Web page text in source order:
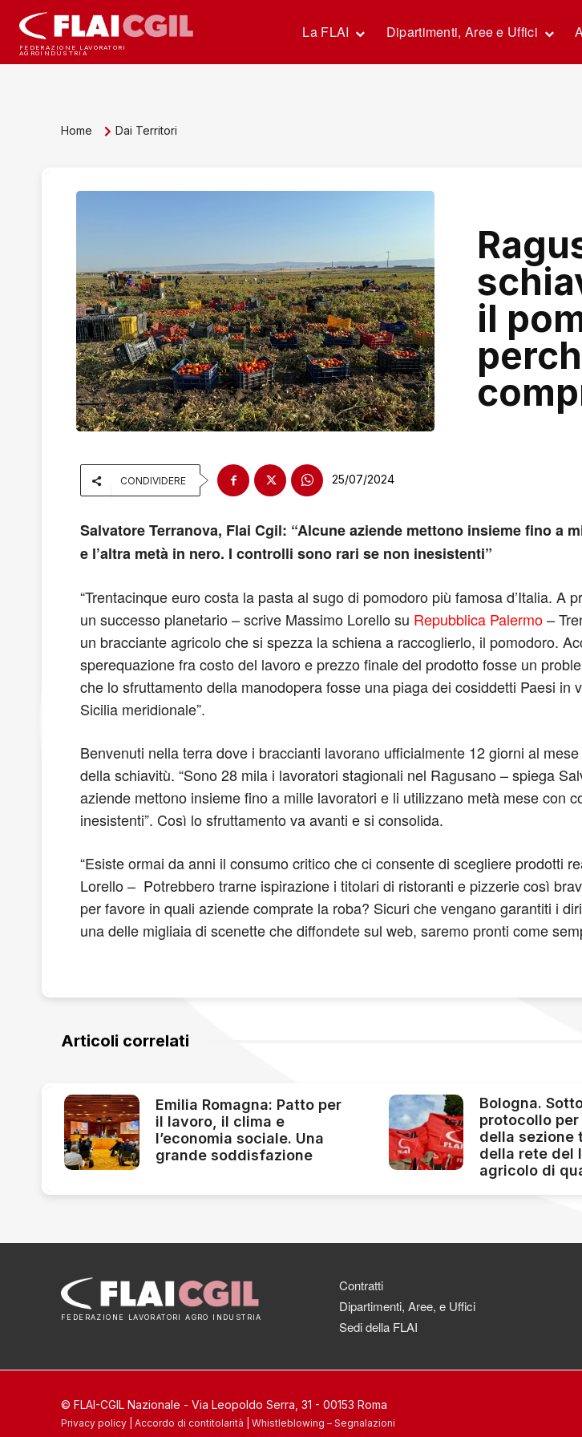
FEDERAZIONE LAVORATORI
AGROINDUSTRIA
La FLAI Dipartimenti, Aree e Uffici
Home Dai Territori
il
CONDIVIDERE 25/07/2024
Salvatore Terranova, Flai Cgil: “Alcune aziende mettono insieme fino a
e l’altra metà in nero. I controlli sono rari se non inesistenti”
“Trentacinque euro costa la pasta al sugo di pomodoro più famosa d’Italia.
un successo planetario – scrive Massimo Lorello su Repubblica Palermo–
un bracciante agricolo che si spezza la schiena a raccoglierlo, il pomodoro.
sperequazione fra costo del lavoro e prezzo finale del prodotto fosse un
che lo sfruttamento della manodopera fosse una piaga dei cosiddetti Paesi
Sicilia meridionale”.
Benvenuti nella terra dove i braccianti lavorano ufficialmente 12 giorni al
della schiavitù. “Sono 28 mila i lavoratori stagionali nel Ragusano – spiega
aziende mettono insieme fino a mille lavoratori e li utilizzano metà mese con
inesistenti”. Così lo sfruttamento va avanti e si consolida.
“Esiste ormai da anni il consumo critico che ci consente di scegliere prodotti
Lorello – Potrebbero trarne ispirazione i titolari di ristoranti e pizzerie così
per favore in quali aziende comprate la roba? Sicuri che vengano garantiti i
una delle migliaia di scenette che diffondete sul web, saremo pronti come
Articoli correlati
Emilia Romagna: Patto per
il lavoro, il clima e
l’economia sociale. Una
grande soddisfazione
Bologna.
protocollo
della sezione
della rete del
agricolo di
FEDERAZIONE LAVORATORI AGRO INDUSTRIA
Contratti
Dipartimenti, Aree, e Uffici
Sedi della FLAI
© FLAI-CGIL Nazionale - Via Leopoldo Serra, 31 - 00153 Roma
Privacy policy Accordo di contitolarità Whistleblowing – Segnalazioni